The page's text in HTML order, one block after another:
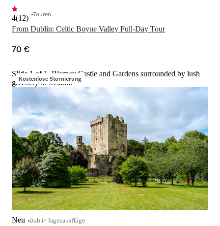
From Dublin: Celtic Boyne Valley Full-Day Tour
4(12) Touren
70 €
Kostenlose Stornierung
Slide 1 of 1, Blarney Castle and Gardens surrounded by lush
greenery in Ireland.
Neu Dublin Tagesausflüge